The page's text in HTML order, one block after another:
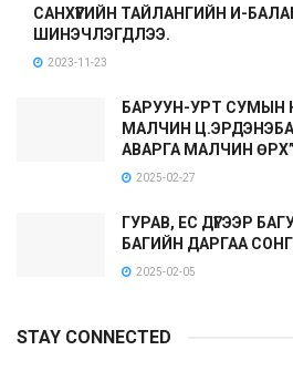
САНХҮҮГИЙН ТАЙЛАНГИЙН И-
ШИНЭЧЛЭГДЛЭЭ.
2023-11-23
БАРУУН-УРТ СУМЫН
МАЛЧИН
АВАРГА МАЛЧИН
2025-02-27
ГУРАВ, ЕС ДҮГЭЭР
БАГИЙН ДАРГАА
2025-02-05
STAY CONNECTED